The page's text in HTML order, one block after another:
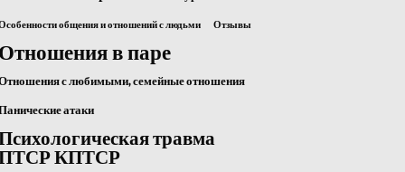
общения и отношений с людьми Отзывы
в паре
с любимыми, семейные отношения
атаки
травма
КПТСР